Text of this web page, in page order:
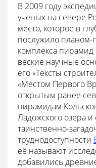
В 2009 году
учёных на севере
место, которое в
послужило
комплекса
веские научные
его «Тексты
«Местом Первого
открытым ранее
пирамидам
Ладожского озера
таинственно-
труднодоступности
её называют
добавились